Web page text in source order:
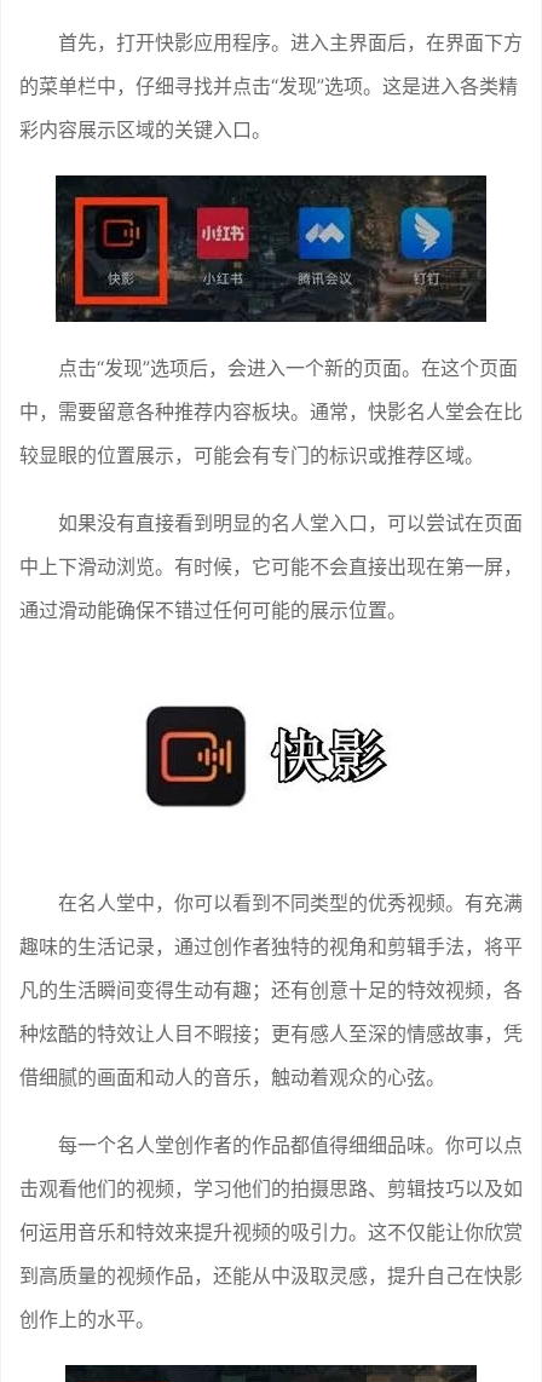
首先，打开快影应用程序。进入主界面后，在界面下方
的菜单栏中，仔细寻找并点击“发现”选项。这是进入各类精
彩内容展示区域的关键入口。
点击“发现”选项后，会进入一个新的页面。在这个页面
中，需要留意各种推荐内容板块。通常，快影名人堂会在比
较显眼的位置展示，可能会有专门的标识或推荐区域。
如果没有直接看到明显的名人堂入口，可以尝试在页面
中上下滑动浏览。有时候，它可能不会直接出现在第一屏，
通过滑动能确保不错过任何可能的展示位置。
在名人堂中，你可以看到不同类型的优秀视频。有充满
趣味的生活记录，通过创作者独特的视角和剪辑手法，将平
凡的生活瞬间变得生动有趣；还有创意十足的特效视频，各
种炫酷的特效让人目不暇接；更有感人至深的情感故事，凭
借细腻的画面和动人的音乐，触动着观众的心弦。
每一个名人堂创作者的作品都值得细细品味。你可以点
击观看他们的视频，学习他们的拍摄思路、剪辑技巧以及如
何运用音乐和特效来提升视频的吸引力。这不仅能让你欣赏
到高质量的视频作品，还能从中汲取灵感，提升自己在快影
创作上的水平。